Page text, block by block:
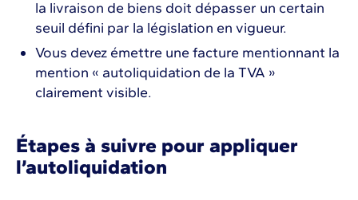
la livraison de biens doit dépasser un certain
seuil défini par la législation en vigueur.
Vous devez émettre une facture mentionnant la
mention « autoliquidation de la TVA »
clairement visible.
Étapes à suivre pour appliquer
l’autoliquidation